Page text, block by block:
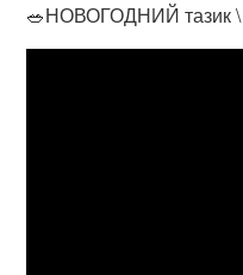
🥗НОВОГОДНИЙ тазик \